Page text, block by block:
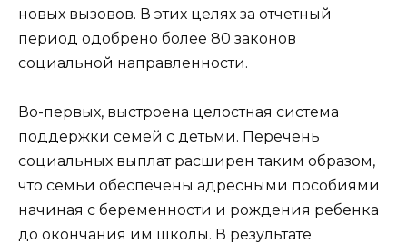
новых вызовов. В этих целях за отчетный
период одобрено более 80 законов
социальной направленности.
Во-первых, выстроена целостная система
поддержки семей с детьми. Перечень
социальных выплат расширен таким образом,
что семьи обеспечены адресными пособиями
начиная с беременности и рождения ребенка
до окончания им школы. В результате